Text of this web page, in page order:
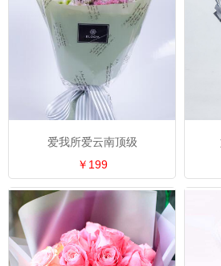
爱我所爱云南顶级
￥199